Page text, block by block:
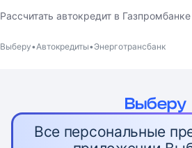
Рассчитать автокредит в Газпромбанке
Выберу Автокредиты Энерготрансбанк
Все персональные